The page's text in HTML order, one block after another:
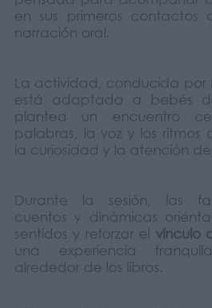
en sus primeros
narración oral.
La actividad, conducida por
está adaptada a bebés
plantea un encuentro
palabras, la voz y los ritmos
la curiosidad y la atención
Durante la sesión, las
cuentos y dinámicas
sentidos y reforzar el vínculo
una experiencia
alrededor de los libros.